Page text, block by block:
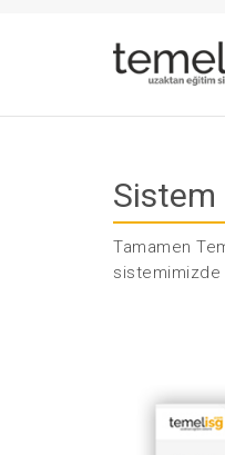
Sistem
Tamamen
sistemimizde